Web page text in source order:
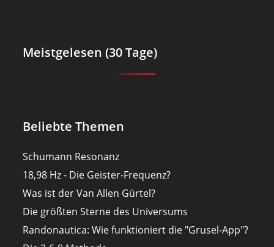
Meistgelesen (30 Tage)
Beliebte Themen
Schumann Resonanz
18,98 Hz - Die Geister-Frequenz?
Was ist der Van Allen Gürtel?
Die größten Sterne des Universums
Randonautica: Wie funktioniert die "Grusel-App"?